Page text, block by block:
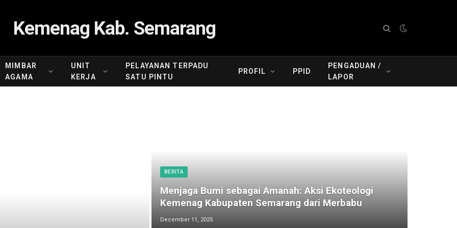
Kemenag Kab. Semarang
MIMBAR
AGAMA
UNIT
KERJA
PELAYANAN TERPADU
SATU PINTU
PROFIL PPID
PENGADUAN /
LAPOR
BERITA
Menjaga Bumi sebagai Amanah: Aksi Ekoteologi
Kemenag Kabupaten Semarang dari Merbabu
December 11, 2025